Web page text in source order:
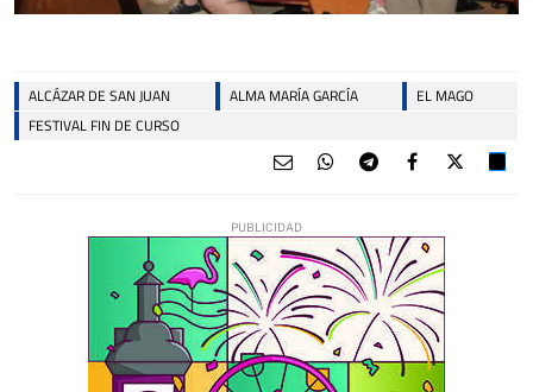
ALCÁZAR DE SAN JUAN ALMA MARÍA GARCÍA
EL MAGO
FESTIVAL FIN DE CURSO